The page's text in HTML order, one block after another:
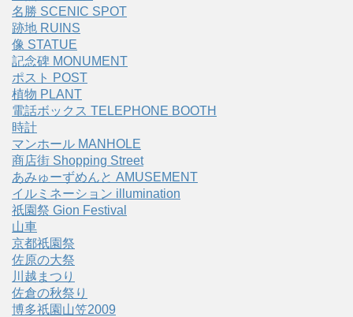
名勝 SCENIC SPOT
跡地 RUINS
像 STATUE
記念碑 MONUMENT
ポスト POST
植物 PLANT
電話ボックス TELEPHONE BOOTH
時計
マンホール MANHOLE
商店街 Shopping Street
あみゅーずめんと AMUSEMENT
イルミネーション illumination
祇園祭 Gion Festival
山車
京都祇園祭
佐原の大祭
川越まつり
佐倉の秋祭り
博多祇園山笠2009